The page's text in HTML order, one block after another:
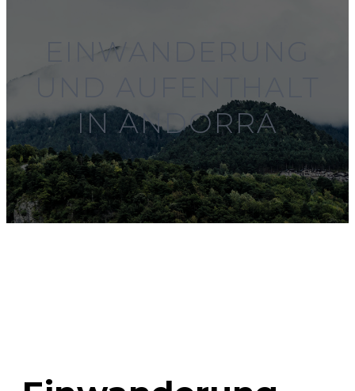
EINWANDERUNG
IN ANDORRA